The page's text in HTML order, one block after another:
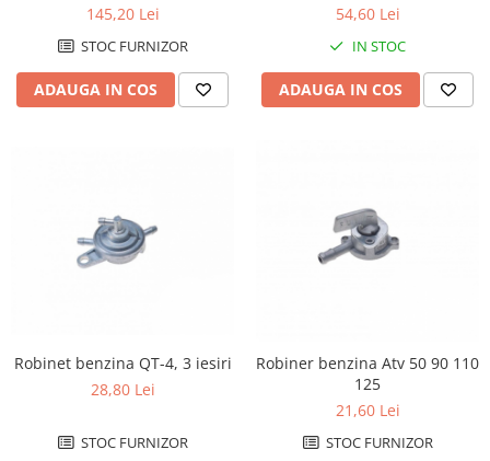
145,20 Lei
STOC FURNIZOR
ADAUGA IN COS
54,60 Lei
IN STOC
ADAUGA IN COS
Robinet benzina QT-4, 3 iesiri
28,80 Lei
STOC FURNIZOR
Robiner benzina Atv 50 90 110
125
21,60 Lei
STOC FURNIZOR